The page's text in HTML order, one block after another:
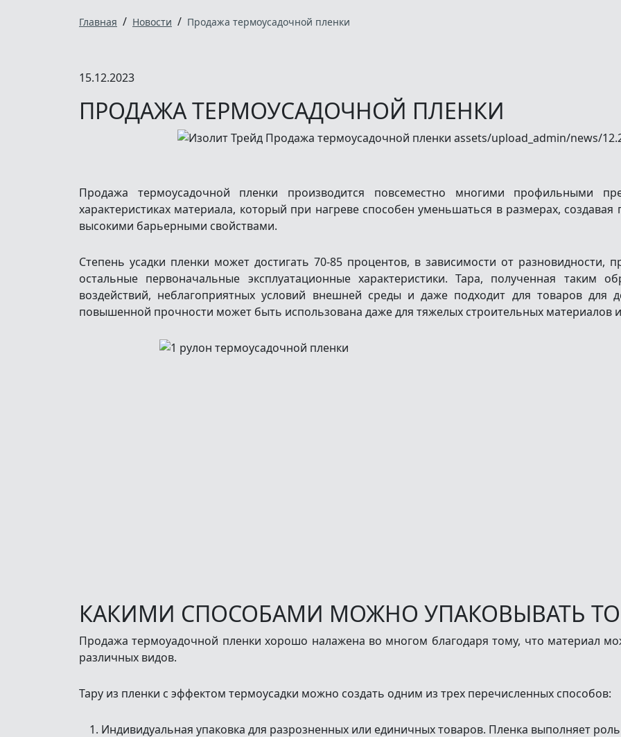
Главная / Новости / Продажа термоусадочной пленки
15.12.2023
ПРОДАЖА ТЕРМОУСАДОЧНОЙ ПЛЕНКИ
Продажа термоусадочной пленки производится повсеместно многими профильными
характеристиках материала, который при нагреве способен уменьшаться в размерах,
высокими барьерными свойствами.
Степень усадки пленки может достигать 70-85 процентов, в зависимости от разновидности,
остальные первоначальные эксплуатационные характеристики. Тара, полученная таким
воздействий, неблагоприятных условий внешней среды и даже подходит для товаров для
повышенной прочности может быть использована даже для тяжелых строительных материалов
КАКИМИ СПОСОБАМИ МОЖНО УПАКОВЫВАТЬ
Продажа термоуадочной пленки хорошо налажена во многом благодаря тому, что материал
различных видов.
Тару из пленки с эффектом термоусадки можно создать одним из трех перечисленных способов:
Индивидуальная упаковка для разрозненных или единичных товаров. Пленка выполняет